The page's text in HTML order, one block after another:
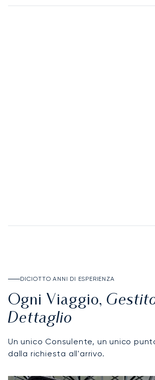
DICIOTTO ANNI DI ESPERIENZA
Ogni Viaggio,
Dettaglio
Un unico Consulente, un unico
dalla richiesta all'arrivo.